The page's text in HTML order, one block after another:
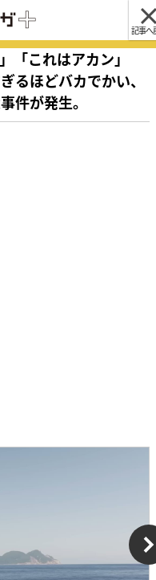
記事へ
これはアカン」
るほどバカでかい、
件が発生。